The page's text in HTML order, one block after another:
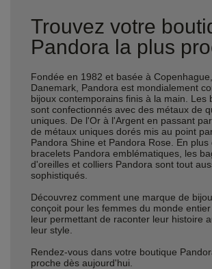
Trouvez votre
Pandora la plus
Fondée en 1982 et basée à
Danemark, Pandora est mondialement
bijoux contemporains finis à la main. Les
sont confectionnés avec des métaux de
uniques. De l'Or à l'Argent en passant
de métaux uniques dorés mis au point
Pandora Shine et Pandora Rose. En
bracelets Pandora emblématiques, les
d'oreilles et colliers Pandora sont tout
sophistiqués.
Découvrez comment une marque de
conçoit pour les femmes du monde
leur permettant de raconter leur histoire
leur style.
Rendez-vous dans votre boutique
proche dès aujourd'hui.